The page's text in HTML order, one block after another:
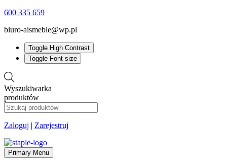
600 335 659
biuro-aismeble@wp.pl
Toggle High Contrast
Toggle Font size
Wyszukiwarka
produktów
Zaloguj | Zarejestruj
Primary Menu